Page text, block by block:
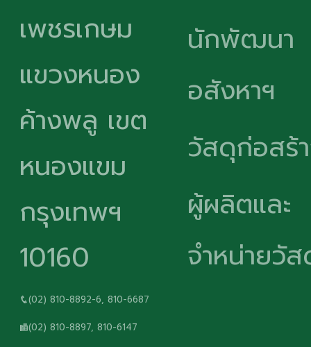
เพชรเกษม
แขวงหนอง
ค้างพลู เขต
หนองแขม
กรุงเทพฯ
10160
(02) 810-8892-6, 810-6687
(02) 810-8897, 810-6147
นักพัฒนา
อสังหาฯ
วัสดุก่อสร้
ผู้ผลิตและ
จำหน่ายวั